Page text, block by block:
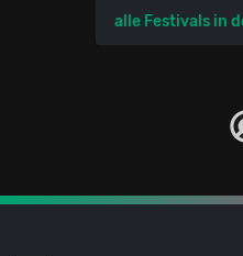
alle Festivals in